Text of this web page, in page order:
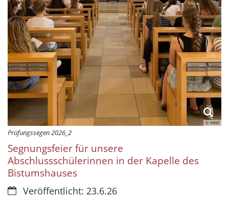
© MWS
Prüfungssegen 2026_2
Segnungsfeier für unsere
Abschlussschülerinnen in der Kapelle des
Bistumshauses
Datum:Veröffentlicht: 23.6.26